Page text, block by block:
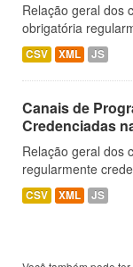
Relação geral dos
obrigatória
CSV XML JS
Canais de
Credenciadas
Relação geral dos
regularmente
CSV XML JS